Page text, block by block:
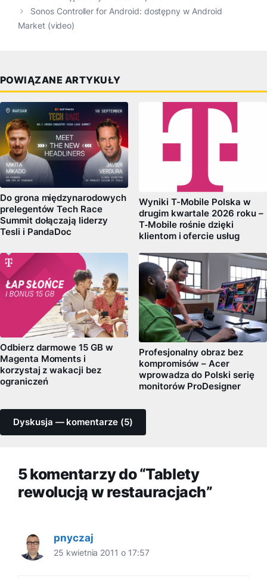
Sonos Controller for Android: dostępny w Android
Market (video)
POWIĄZANE ARTYKUŁY
Do grona międzynarodowych
prelegentów Tech Race
Summit dołączają liderzy
Tesli i PandaDoc
Wyniki T-Mobile Polska w
drugim kwartale 2026 roku –
T‑Mobile rośnie dzięki
klientom i ofercie usług
Odbierz darmowe 15 GB w
Magenta Moments i
korzystaj z wakacji bez
ograniczeń
Profesjonalny obraz bez
kompromisów – Acer
wprowadza do Polski serię
monitorów ProDesigner
Dyskusja — komentarze (5)
5 komentarzy do “Tablety
rewolucją w restauracjach”
pnyczaj
25 kwietnia 2011 o 17:57